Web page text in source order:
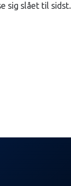
sig slået til sidst.